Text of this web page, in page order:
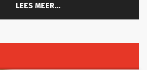
LEES MEER...